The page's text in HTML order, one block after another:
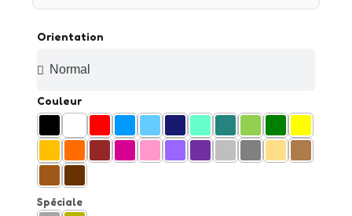
Orientation
Couleur
Spéciale